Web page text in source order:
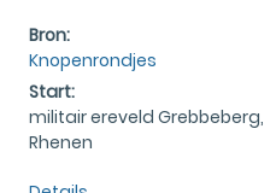
Bron:
Knopenrondjes
Start:
militair ereveld Grebbeberg,
Rhenen